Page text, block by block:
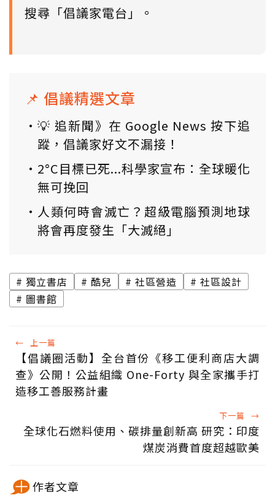
搜尋「倡議家電台」。
📌 倡議精選文章
💡 追新聞》在 Google News 按下追
蹤，倡議家好文不漏接！
2°C目標已死...科學家宣布：全球暖化
無可挽回
人類何時會滅亡？超級電腦預測地球
將會再度發生「大滅絕」
獨立書店 酷兒 社區營造
社區設計
圖書館
← 上一篇
【倡議圈活動】全台首份《移工便利商店大調
查》公開！公益組織 One-Forty 與全家攜手打
造移工善服務計畫
下一篇 →
全球化石燃料使用、碳排量創新高 研究：印度
煤炭消費首度超越歐美
作者文章